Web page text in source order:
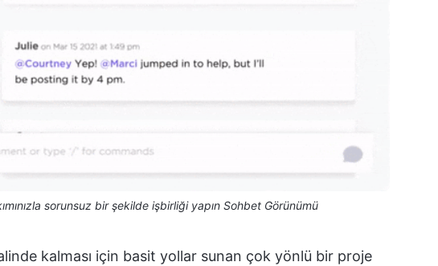
sorunsuz bir şekilde işbirliği yapın Sohbet Görünümü
kalması için basit yollar sunan çok yönlü bir proje